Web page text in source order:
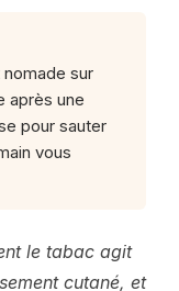
sur
après une
pour sauter
vous
le tabac agit
cutané, et